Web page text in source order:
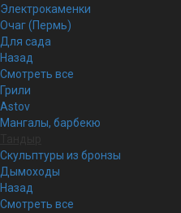
Электрокаменки
Очаг (Пермь)
Для сада
Назад
Смотреть все
Грили
Astov
Мангалы, барбекю
Скульптуры из бронзы
Дымоходы
Назад
Смотреть все